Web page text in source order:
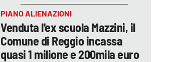
PIANO ALIENAZIONI
Venduta l'ex scuola Mazzini, il
Comune di Reggio incassa
quasi 1 milione e 200mila euro